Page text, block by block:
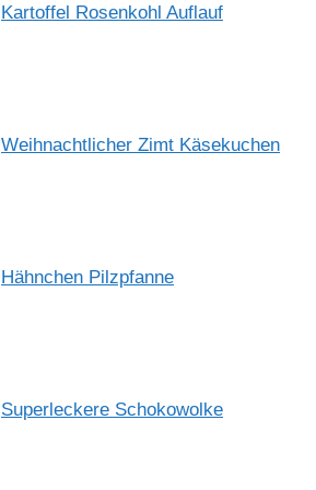
Kartoffel Rosenkohl Auflauf
Weihnachtlicher Zimt Käsekuchen
Hähnchen Pilzpfanne
Superleckere Schokowolke